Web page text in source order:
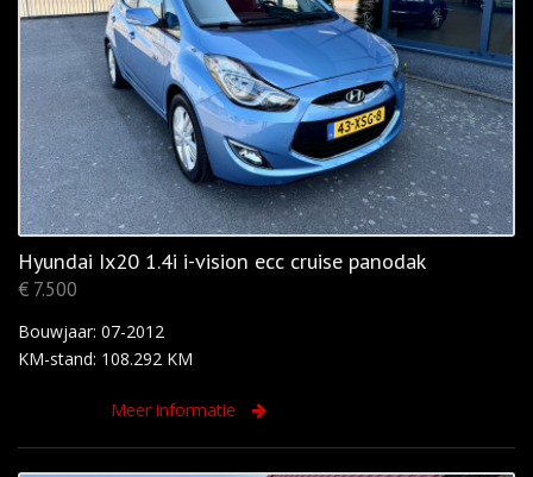
Hyundai Ix20 1.4i i-vision ecc cruise panodak
€ 7.500
Bouwjaar: 07-2012
KM-stand: 108.292 KM
Meer informatie